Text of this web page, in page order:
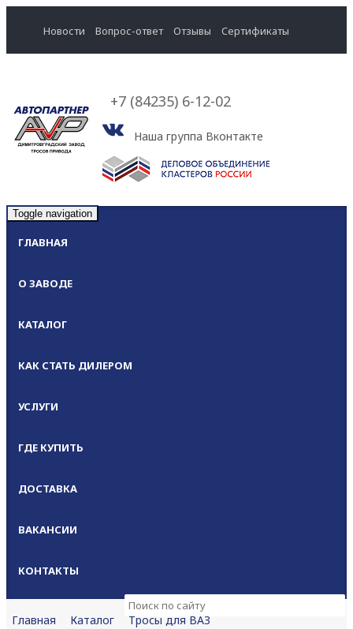
Новости Вопрос-ответ Отзывы Cертификаты
+7 (84235) 6-12-02
Наша группа Вконтакте
Toggle navigation
ГЛАВНАЯ
О ЗАВОДЕ
КАТАЛОГ
КАК СТАТЬ ДИЛЕРОМ
УСЛУГИ
ГДЕ КУПИТЬ
ДОСТАВКА
ВАКАНСИИ
КОНТАКТЫ
Главная Каталог
Тросы для ВАЗ